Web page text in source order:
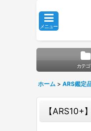
メニュー
カテゴ
ホーム > ARS鑑定
【